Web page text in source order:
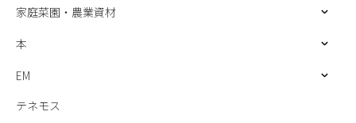
家庭菜園・農業資材
本
EM
テネモス